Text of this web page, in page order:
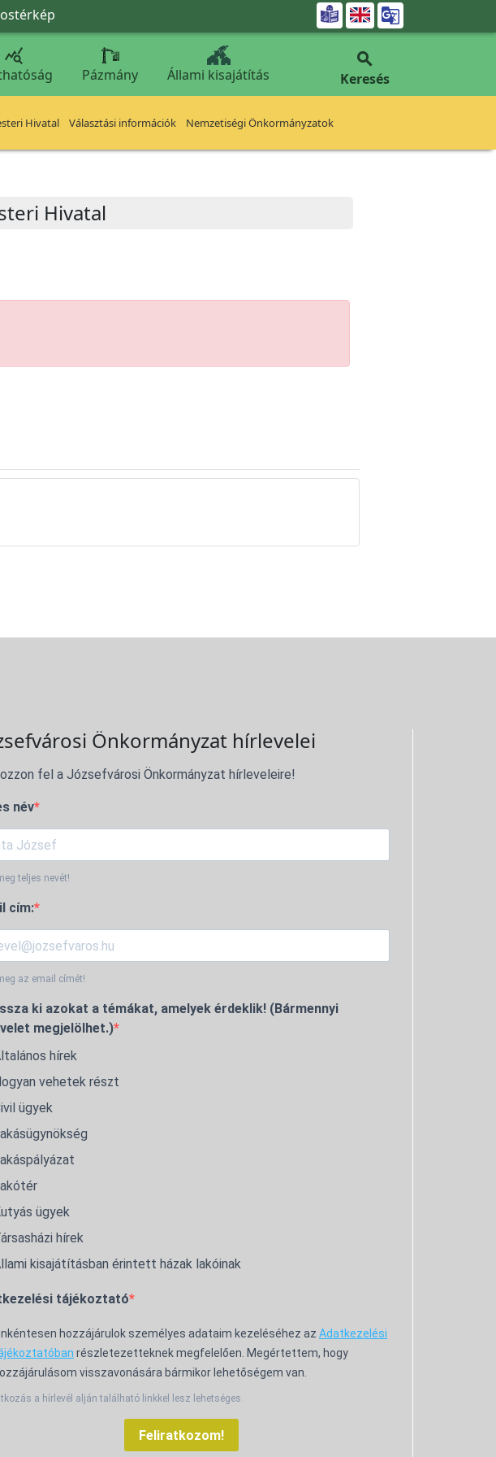


Pázmány Állami kisajátítás

Keresés
Hivatal Választási információk Nemzetiségi Önkormányzatok
Hivatal
Önkormányzat hírlevelei
fel a Józsefvárosi Önkormányzat hírleveleire!
név
teljes nevét!
cím:
az email címét!
ki azokat a témákat, amelyek érdeklik! (Bármennyi
megjelölhet.)
hírek
vehetek részt
ügyek
ügyek
hírek
kisajátításban érintett házak lakóinak
tájékoztató
hozzájárulok személyes adataim kezeléséhez az Adatkezelési
részletezetteknek megfelelően. Megértettem, hogy
visszavonására bármikor lehetőségem van.
a hírlevél alján található linkkel lesz lehetséges.
Feliratkozom!